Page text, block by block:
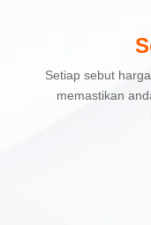
Setiap sebut
memastikan